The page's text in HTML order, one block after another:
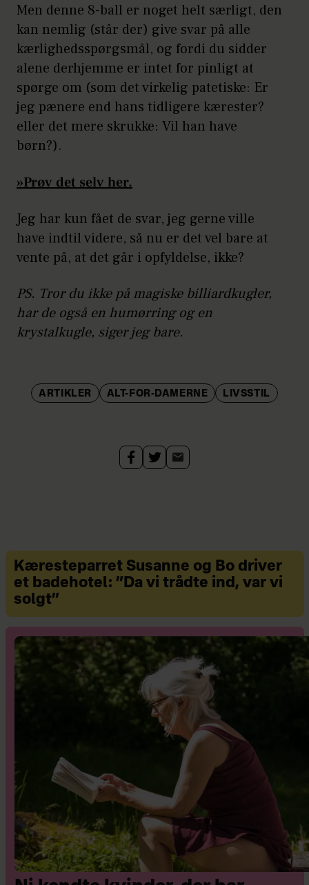
Men denne 8-ball er noget helt særligt, den
kan nemlig (står der) give svar på alle
kærlighedsspørgsmål, og fordi du sidder
alene derhjemme er intet for pinligt at
spørge om (som det virkelig patetiske: Er
jeg pænere end hans tidligere kærester?
eller det mere skrukke: Vil han have
børn?).
»Prøv det selv her.
Jeg har kun fået de svar, jeg gerne ville
have indtil videre, så nu er det vel bare at
vente på, at det går i opfyldelse, ikke?
PS. Tror du ikke på magiske billiardkugler,
har de også en humørring og en
krystalkugle, siger jeg bare.
ARTIKLER ALT-FOR-DAMERNE LIVSSTIL
Kæresteparret Susanne og Bo driver
et badehotel: ”Da vi trådte ind, var vi
solgt”